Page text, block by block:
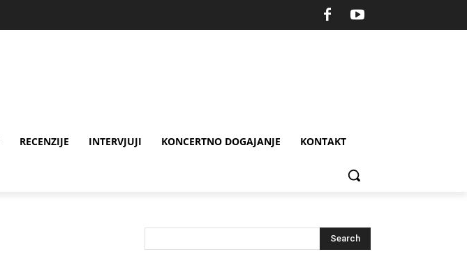
RECENZIJE INTERVJUJI KONCERTNO DOGAJANJE KONTAKT